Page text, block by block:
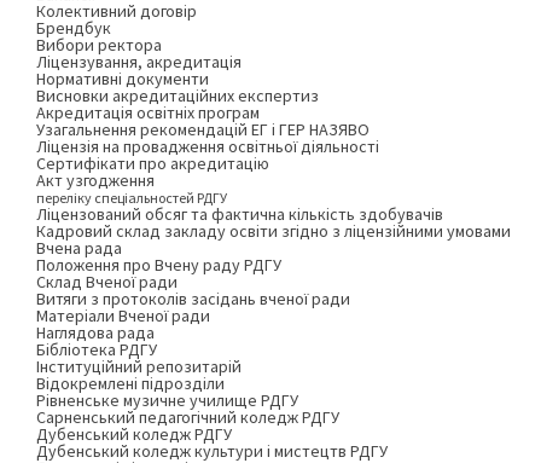
Колективний договір
Брендбук
Вибори ректора
Ліцензування, акредитація
Нормативні документи
Висновки акредитаційних експертиз
Акредитація освітніх програм
Узагальнення рекомендацій ЕГ і ГЕР НАЗЯВО
Ліцензія на провадження освітньої діяльності
Сертифікати про акредитацію
Акт узгодження
переліку спеціальностей РДГУ
Ліцензований обсяг та фактична кількість здобувачів
Кадровий склад закладу освіти згідно з ліцензійними умовами
Вчена рада
Положення про Вчену раду РДГУ
Склад Вченої ради
Витяги з протоколів засідань вченої ради
Матеріали Вченої ради
Наглядова рада
Бібліотека РДГУ
Інституційний репозитарій
Відокремлені підрозділи
Рівненське музичне училище РДГУ
Сарненський педагогічний коледж РДГУ
Дубенський коледж РДГУ
Дубенський коледж культури і мистецтв РДГУ